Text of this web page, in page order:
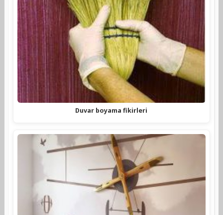
Duvar boyama fikirleri